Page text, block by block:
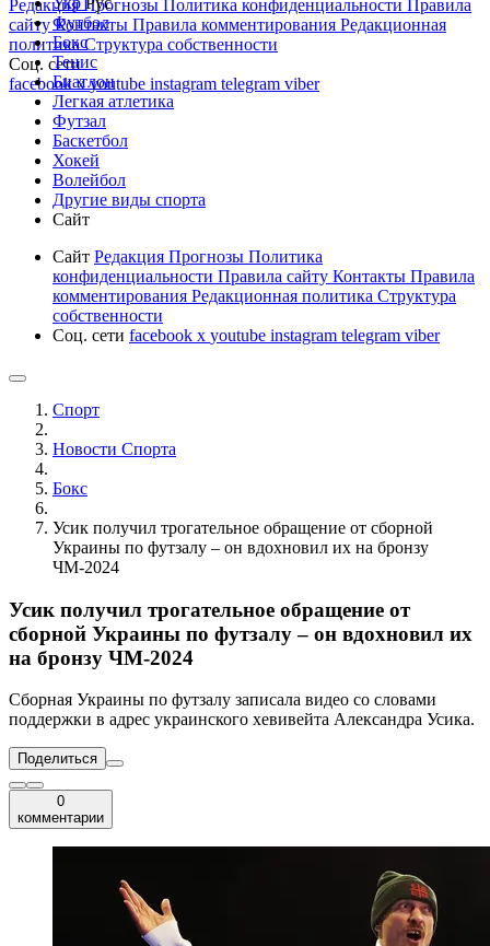
РедакцияПрогнозы Политика конфиденциальности Правила
сайтуКонтакты Правила комментирования Редакционная
политикаСтруктура собственности
Соц. сети
facebookxyoutube instagram telegram viber
Футбол
Бокс
Тенис
Биатлон
Легкая атлетика
Футзал
Баскетбол
Хокей
Волейбол
Другие виды спорта
Сайт
Сайт Редакция Прогнозы Политика
конфиденциальности Правила сайту Контакты Правила
комментирования Редакционная политика Структура
собственности
Соц. сети facebook x youtube instagram telegram viber
Спорт
Новости Cпорта
Бокс
Усик получил трогательное обращение от сборной
Украины по футзалу – он вдохновил их на бронзу
ЧМ-2024
Усик получил трогательное обращение от
сборной Украины по футзалу – он вдохновил их
на бронзу ЧМ-2024
Сборная Украины по футзалу записала видео со словами
поддержки в адрес украинского хевивейта Александра Усика.
Поделиться
0
комментарии